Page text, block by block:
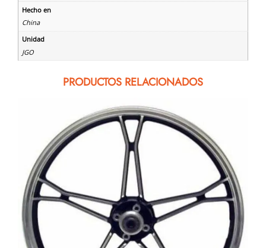
Hecho en
China
Unidad
JGO
PRODUCTOS RELACIONADOS